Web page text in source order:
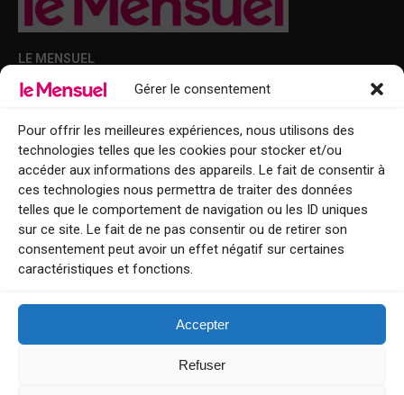
Gérer le consentement
Pour offrir les meilleures expériences, nous utilisons des
technologies telles que les cookies pour stocker et/ou
accéder aux informations des appareils. Le fait de consentir à
ces technologies nous permettra de traiter des données
telles que le comportement de navigation ou les ID uniques
sur ce site. Le fait de ne pas consentir ou de retirer son
consentement peut avoir un effet négatif sur certaines
caractéristiques et fonctions.
Accepter
Refuser
LE MENSUEL
Points de diffusion Var et Alpes-Maritimes : oû trouver Le Mensuel ?
Le Mensuel en PDF : consultez le magazine en ligne
Qui sommes-nous ?
BFM Top Sorties
EVENT
Tourisme week-end : envie de vous évader le temps d’un week-end ou
Explorez nos bonnes adresses
Contact